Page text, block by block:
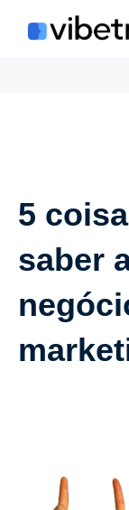
para
5
saber